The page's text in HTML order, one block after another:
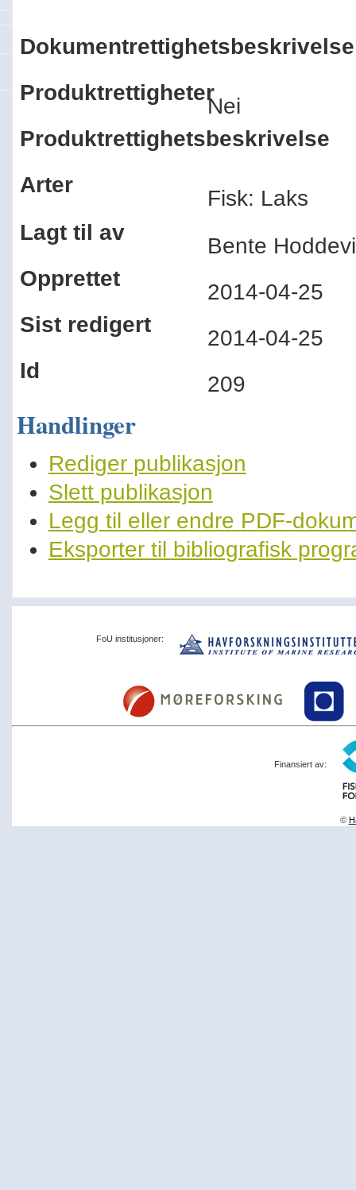
Dokumentrettighetsbeskrivelse
Produktrettigheter
Nei
Produktrettighetsbeskrivelse
Arter
Fisk: Laks
Lagt til av
Bente
Opprettet
2014-04-25
Sist redigert
2014-04-25
Id
209
Handlinger
Rediger publikasjon
Slett publikasjon
Legg til eller endre PDF-
Eksporter til bibliografisk
FoU institusjoner:
Finansiert av:
©